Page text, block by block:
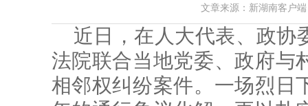
文章来源：新湖南客户
近日，在人大代表、政协
法院联合当地党委、政府与
相邻权纠纷案件。一场烈日